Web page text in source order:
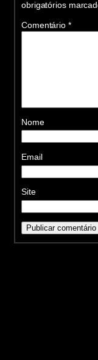
obrigatórios
Comentário *
Nome
Email
Site